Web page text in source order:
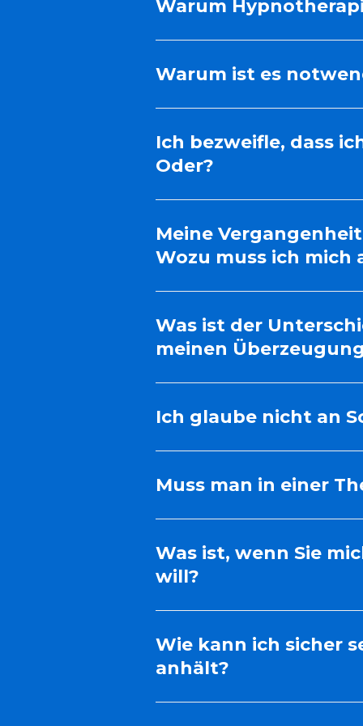
Warum
Warum ist es
Ich bezweifle, dass
Oder?
Meine
Wozu muss ich mich
Was ist der
meinen
Ich glaube nicht an
Muss man in einer
Was ist, wenn Sie
will?
Wie kann ich sicher
anhält?